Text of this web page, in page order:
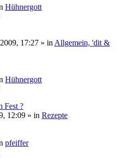
Hühnergott
17:27 » in Allgemein, 'dit &
Hühnergott
Fest ?
12:09 » in Rezepte
pfeiffer